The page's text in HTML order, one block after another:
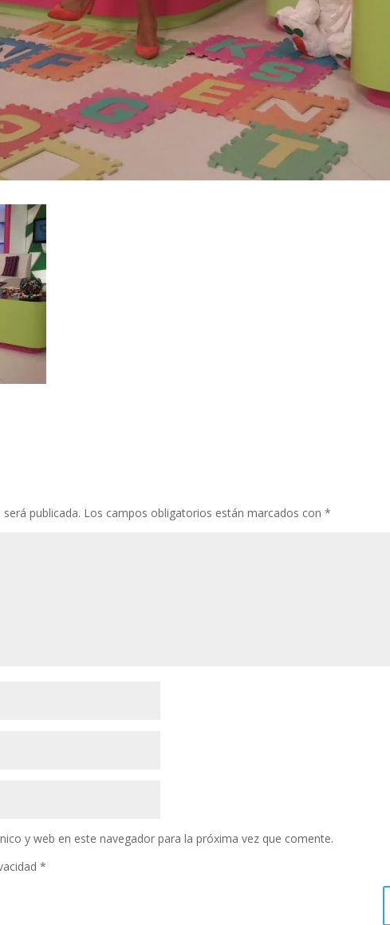
publicada. Los campos obligatorios están marcados con *
y web en este navegador para la próxima vez que comente.
*